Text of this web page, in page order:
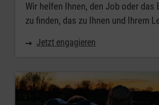
Wir helfen Ihnen, den Job oder das
zu finden, das zu Ihnen und Ihrem
Jetzt engagieren